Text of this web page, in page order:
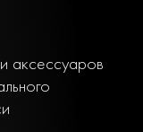
аксессуаров